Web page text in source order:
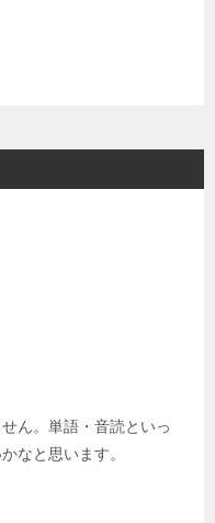
ん。単語・音読といっ
なと思います。